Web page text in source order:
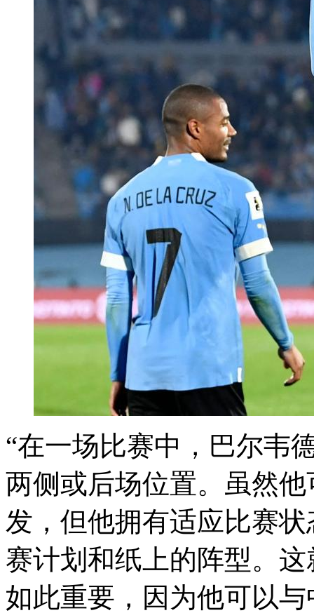
“在一场比赛中，巴尔韦
两侧或后场位置。虽然
发，但他拥有适应比赛
赛计划和纸上的阵型。
如此重要，因为他可以